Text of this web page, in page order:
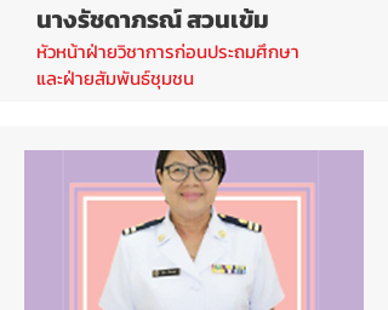
นางรัชดาภรณ์ สวนเข้ม
หัวหน้าฝ่ายวิชาการก่อนประถมศึกษา
และฝ่ายสัมพันธ์ชุมชน